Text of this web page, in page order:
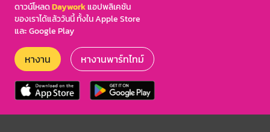
ดาวน์โหลดDayworkแอปพลิเคชัน
ของเราได้แล้ววันนี้ ทั้งใน Apple Store
และ Google Play
หางาน หางานพาร์ทไทม์